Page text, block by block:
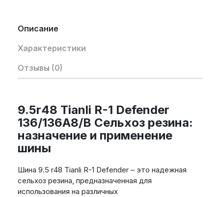
Описание
Характеристики
Отзывы (0)
9.5r48 Tianli R-1 Defender
136/136A8/B Сельхоз резина:
назначение и применение
шины
Шина 9.5 r48 Tianli R-1 Defender – это надежная
сельхоз резина, предназначенная для
использования на различных